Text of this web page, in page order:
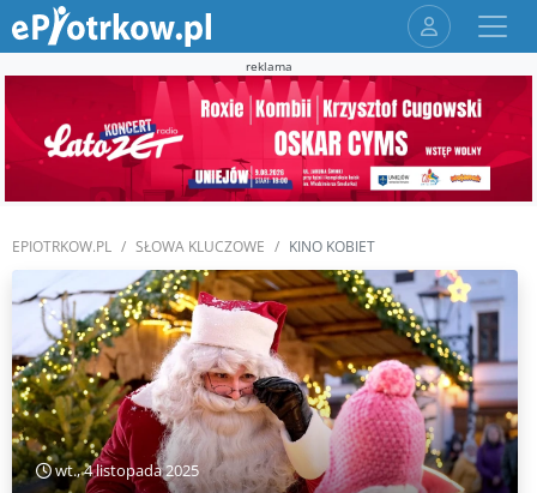
reklama
EPIOTRKOW.PL SŁOWA KLUCZOWE KINO KOBIET
wt., 4 listopada 2025